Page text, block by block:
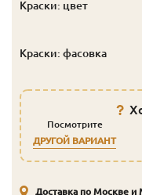
Краски: цвет
Краски: фасовка
Посмотрите
ДРУГОЙ ВАРИАНТ
Доставка по Москве и